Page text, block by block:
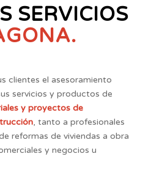
SERVICIOS
clientes el asesoramiento
servicios y productos de
y proyectos de
, tanto a profesionales
reformas de viviendas a obra
y negocios u